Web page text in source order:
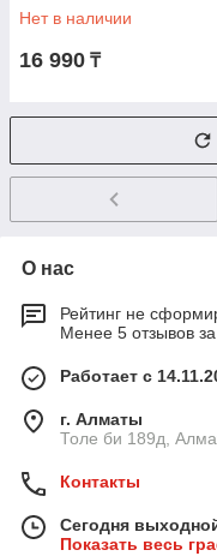
Нет в наличии
16 990 ₸
О нас
Рейтинг не
Менее 5 отзывов
Работает с
г. Алматы
Толе би 189д,
Контакты
Сегодня
Показать весь